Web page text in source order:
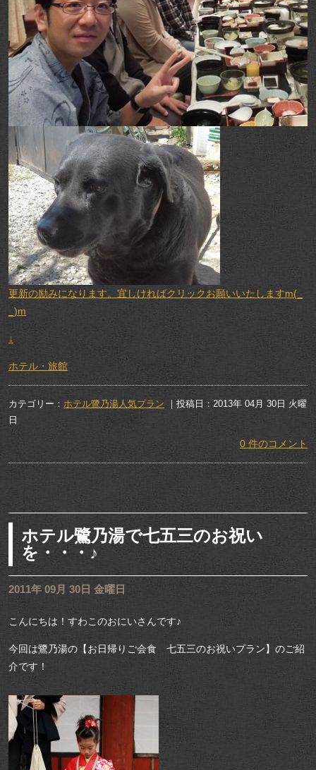
更新の励みになります。宜しければクリックお願いいたしますm(_
_)m
↓
ホテル・旅館
カテゴリー： ホテル鷺乃湯人気プラン ｜投稿日：2013年 04月 30日 火曜
日
0 件のコメント
ホテル鷺乃湯で七五三のお祝い
を・・・♪
2011年 09月 30日 金曜日
こんにちは！すわこのおにいさんです♪
今回は鷺乃湯の【お日帰りご会食 七五三のお祝いプラン】のご紹
介です！